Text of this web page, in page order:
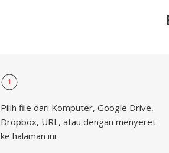
1
Pilih file dari Komputer, Google Drive,
Dropbox, URL, atau dengan menyeret
ke halaman ini.